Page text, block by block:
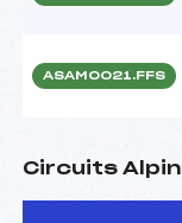
ASAM0021.FFS
Circuits